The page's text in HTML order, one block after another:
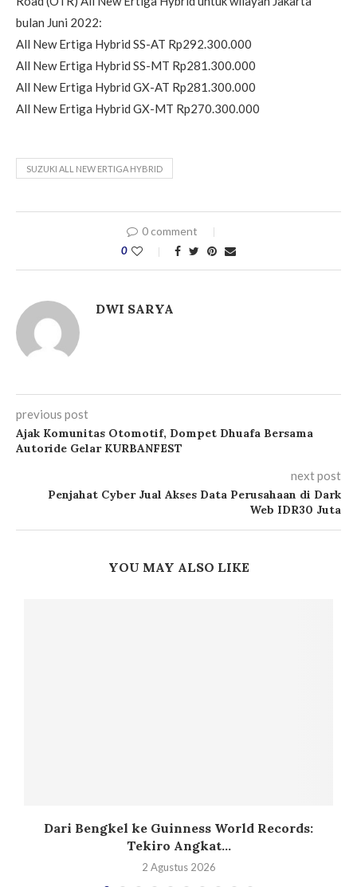
bulan Juni 2022:
All New Ertiga Hybrid SS-AT Rp292.300.000
All New Ertiga Hybrid SS-MT Rp281.300.000
All New Ertiga Hybrid GX-AT Rp281.300.000
All New Ertiga Hybrid GX-MT Rp270.300.000
SUZUKI ALL NEW ERTIGA HYBRID
0 comment
0
DWI SARYA
previous post
Ajak Komunitas Otomotif, Dompet Dhuafa Bersama
Autoride Gelar KURBANFEST
next post
Penjahat Cyber Jual Akses Data Perusahaan di Dark
Web IDR30 Juta
YOU MAY ALSO LIKE
Dari Bengkel ke Guinness World Records:
Tekiro Angkat...
2 Agustus 2026